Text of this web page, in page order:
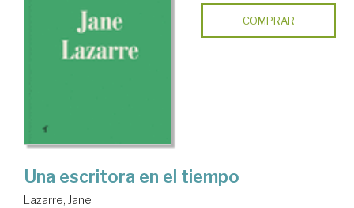
COMPRAR
Una escritora en el tiempo
Lazarre, Jane